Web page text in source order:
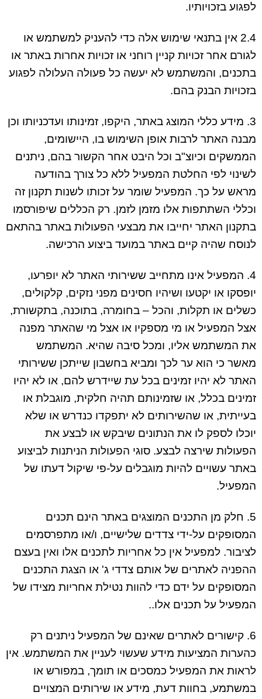
לפגוע בזכויותיו.
2.4 אין בתנאי שימוש אלה כדי להעניק למשתמש או
לגורם אחר זכויות קניין רוחני או זכויות אחרות באתר או
בתכנים, והמשתמש לא יעשה כל פעולה העלולה לפגוע
בזכויות הבנק בהם.
3. מידע כללי המוצג באתר, היקפו, זמינותו ועדכניותו וכן
מבנה האתר לרבות אופן השימוש בו, היישומים,
הממשקים וכיוצ"ב וכל היבט אחר הקשור בהם, ניתנים
לשינוי לפי החלטת המפעיל ללא כל צורך בהודעה
מראש על כך. המפעיל שומר על זכותו לשנות תקנון זה
וכללי השתתפות אלו מזמן לזמן. רק הכללים שיפורסמו
בתקנון האתר יחייבו את מבצעי הפעולות באתר בהתאם
לנוסח שהיה קיים באתר במועד ביצוע הרכישה.
4. המפעיל אינו מתחייב ששירותי האתר לא יופרעו,
יופסקו או יקטעו ושיהיו חסינים מפני נזקים, קלקולים,
כשלים או תקלות, והכל – בחומרה, בתוכנה, בתקשורת,
אצל המפעיל או מי מספקיו או אצל מי שהאתר מפנה
את המשתמש אליו, ומכל סיבה שהיא. המשתמש
מאשר כי הוא ער לכך ומביא בחשבון שייתכן ששירותי
האתר לא יהיו זמינים בכל עת שיידרש להם, או לא יהיו
זמינים בכלל, או שזמינותם תהיה חלקית, מוגבלת או
בעייתית, או שהשירותים לא יתפקדו כנדרש או שלא
יוכלו לספק לו את הנתונים שיבקש או לבצע את
הפעולות שירצה לבצע. סוגי הפעולות הניתנות לביצוע
באתר עשויים להיות מוגבלים על-פי שיקול דעתו של
המפעיל.
5. חלק מן התכנים המוצגים באתר הינם תכנים
המסופקים על-ידי צדדים שלישיים, ו/או מתפרסמים
לציבור. למפעיל אין כל אחריות לתכנים אלו ואין בעצם
ההפניה לאתרים של אותם צדדי ג' או הצגת התכנים
המסופקים על ידם כדי להוות נטילת אחריות מצידו של
המפעיל על תכנים אלו..
6. קישורים לאתרים שאינם של המפעיל ניתנים רק
כהערות המציעות מידע שעשוי לעניין את המשתמש. אין
לראות את המפעיל כמסכים או תומך, במפורש או
במשתמע, בחוות דעת, מידע או שירותים המצויים